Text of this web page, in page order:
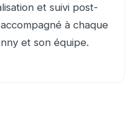
et suivi post-
à chaque
et son équipe.